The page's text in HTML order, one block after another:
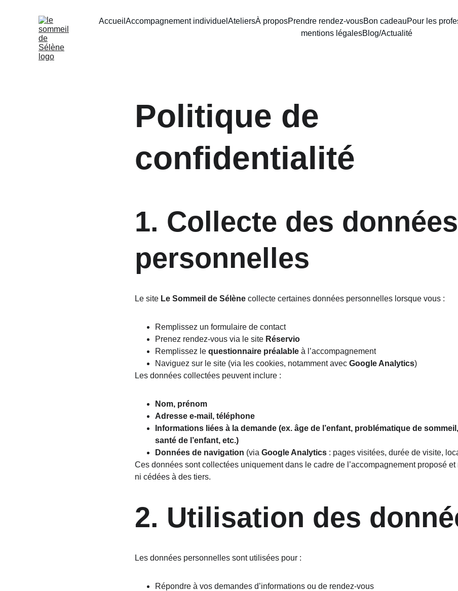
Accueil Accompagnement individuel AteliersÀ proposPrendre rendez-vousBon cadeauPour les
mentions légalesBlog/Actualité
Politique de
confidentialité
1. Collecte des données
personnelles
Le site Le Sommeil de Sélène collecte certaines données personnelles lorsque vous :
Remplissez un formulaire de contact
Prenez rendez-vous via le site Réservio
Remplissez le questionnaire préalable à l’accompagnement
Naviguez sur le site (via les cookies, notamment avec Google Analytics)
Les données collectées peuvent inclure :
Nom, prénom
Adresse e-mail, téléphone
Informations liées à la demande (ex. âge de l’enfant, problématique de
santé de l’enfant, etc.)
Données de navigation (via Google Analytics : pages visitées, durée de visite,
Ces données sont collectées uniquement dans le cadre de l’accompagnement proposé
ni cédées à des tiers.
2. Utilisation des
Les données personnelles sont utilisées pour :
Répondre à vos demandes d’informations ou de rendez-vous